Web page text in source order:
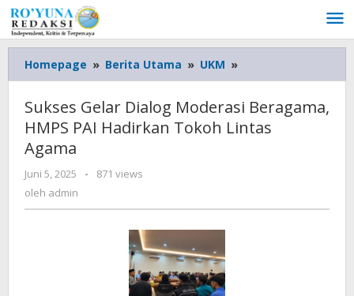
Lewati
ke
konten
Homepage » Berita Utama » UKM »
Gelar
Moderasi
Beragama,
Lintas
Sukses Gelar Dialog Moderasi Beragama,
HMPS PAI Hadirkan Tokoh Lintas
Agama
Juni 5, 2025
oleh
-
871 views
oleh admin